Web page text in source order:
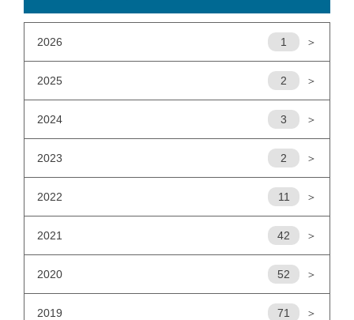
2026 1 ＞
2025 2 ＞
2024 3 ＞
2023 2 ＞
2022 11 ＞
2021 42 ＞
2020 52 ＞
2019 71 ＞